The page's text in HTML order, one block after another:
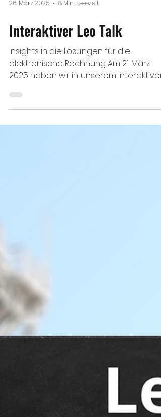
26. März 2025 8 Min. Lesezeit
Interaktiver Leo Talk
Insights in die Lösungen für die
elektronische Rechnung Am 21. März